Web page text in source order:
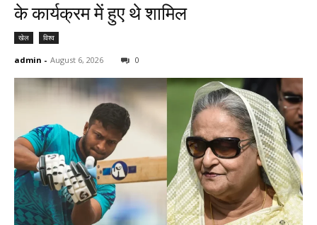
के कार्यक्रम में हुए थे शामिल
खेल विश्व
admin - August 6, 2026 0